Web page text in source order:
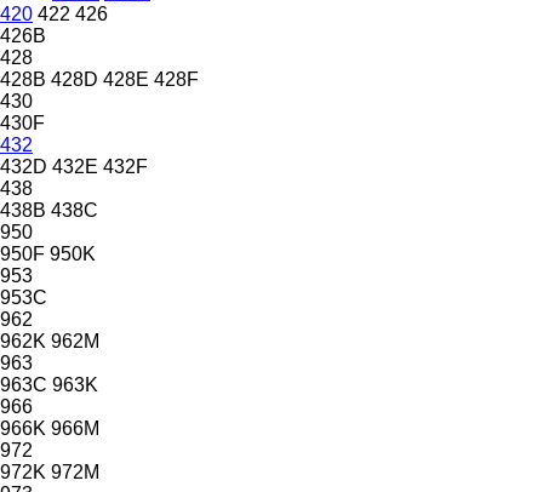
420 422 426
426B
428
428B 428D 428E 428F
430
430F
432
432D 432E 432F
438
438B 438C
950
950F 950K
953
953C
962
962K 962M
963
963C 963K
966
966K 966M
972
972K 972M